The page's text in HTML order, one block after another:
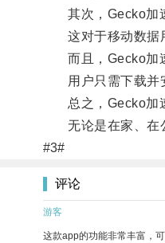
其次，Gecko加速
这对于移动数据用
而且，Gecko加速
用户只需下载并安
总之，Gecko加速
无论是在家、在公
#3#
评论
游客
这款app的功能非常丰富，